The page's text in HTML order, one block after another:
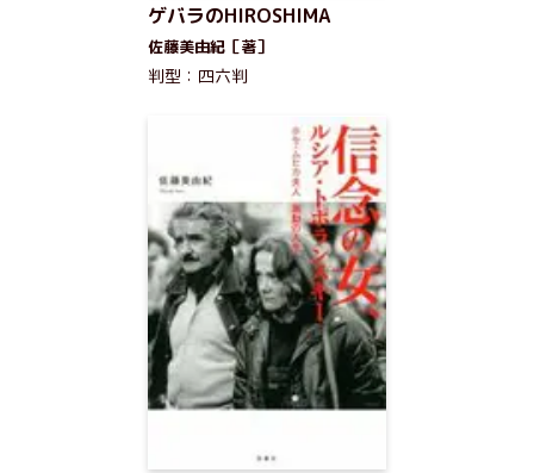
ゲバラのHIROSHIMA
佐藤美由紀［著］
判型：四六判